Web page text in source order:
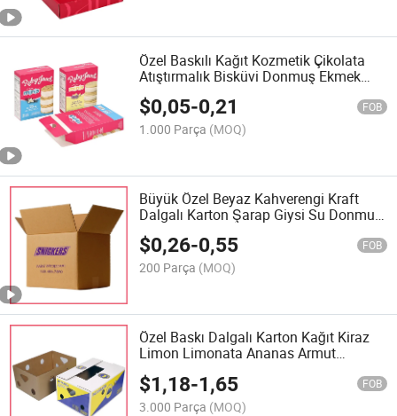
Özel Baskılı Kağıt Kozmetik Çikolata
Atıştırmalık Bisküvi Donmuş Ekmek
Pizza Pay Gıda Et Biftek Kek Çay Kahve
Dönmeleri Ürün Hediye Ambalaj Kutusu
$0,05-0,21 FOB
1.000 Parça (MOQ)
Büyük Özel Beyaz Kahverengi Kraft
Dalgalı Karton Şarap Giysi Su Donmuş
Deniz Ürünleri Et Ayakkabı Taşıma
Nakliye Teslimat Paketleme Ambalaj
Kutusu
$0,26-0,55 FOB
200 Parça (MOQ)
Özel Baskı Dalgalı Karton Kağıt Kiraz
Limon Limonata Ananas Armut
Meyve Sebze Ambalaj Paketleme
Nakliye Karton Kutusu
$1,18-1,65 FOB
3.000 Parça (MOQ)